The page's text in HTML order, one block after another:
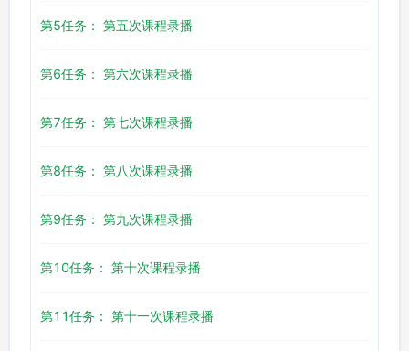
第5任务： 第五次课程录播
第6任务： 第六次课程录播
第7任务： 第七次课程录播
第8任务： 第八次课程录播
第9任务： 第九次课程录播
第10任务： 第十次课程录播
第11任务： 第十一次课程录播